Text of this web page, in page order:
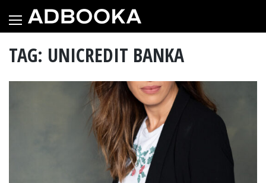
content
TAG: UNICREDIT BANKA